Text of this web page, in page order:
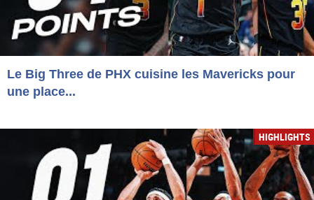
Le Big Three de PHX cuisine les Mavericks pour
une place...
HIGHLIGHTS